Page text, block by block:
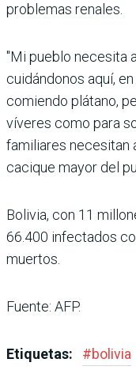
problemas renales.
"Mi pueblo necesita
cuidándonos aquí,
comiendo plátano,
víveres como para
familiares necesitan
cacique mayor del
Bolivia, con 11
66.400 infectados
muertos.
Fuente: AFP.
Etiquetas: #bolivia